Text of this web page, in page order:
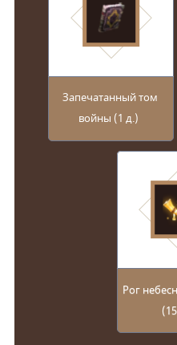
Запечатанный том
войны (1 д.)
Рог